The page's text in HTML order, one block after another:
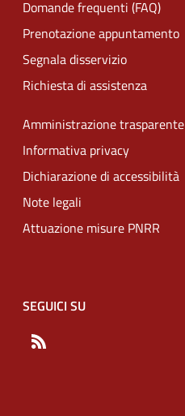
Domande frequenti (FAQ)
Prenotazione appuntamento
Segnala disservizio
Richiesta di assistenza
Amministrazione trasparente
Informativa privacy
Dichiarazione di accessibilità
Note legali
Attuazione misure PNRR
SEGUICI SU